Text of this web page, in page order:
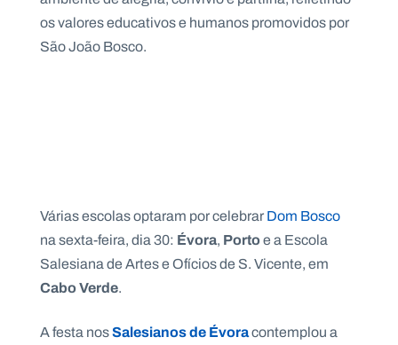
os valores educativos e humanos promovidos por
São João Bosco.
Várias escolas optaram por celebrarDom Bosco
na sexta-feira, dia 30: Évora, Portoe a Escola
Salesiana de Artes e Ofícios de S. Vicente, em
Cabo Verde.
A festa nosSalesianos de Évoracontemplou a
e
w
s
l